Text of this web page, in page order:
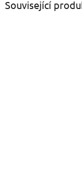
Související